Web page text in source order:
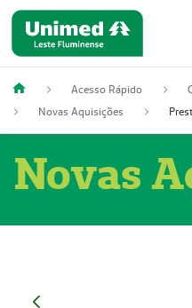
Acesso Rápido
Novas Aquisições
Novas